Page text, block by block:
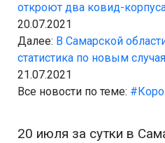
откроют два ковид-
20.07.2021
Далее: В Самарской
статистика по новым
21.07.2021
Все новости по теме:
20 июля за сутки в